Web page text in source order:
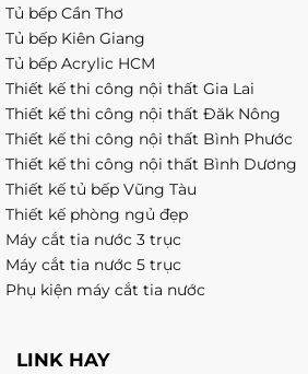
Tủ bếp Cần Thơ
Tủ bếp Kiên Giang
Tủ bếp Acrylic HCM
Thiết kế thi công nội thất Gia Lai
Thiết kế thi công nội thất Đăk Nông
Thiết kế thi công nội thất Bình Phước
Thiết kế thi công nội thất Bình Dương
Thiết kế tủ bếp Vũng Tàu
Thiết kế phòng ngủ đẹp
Máy cắt tia nước 3 trục
Máy cắt tia nước 5 trục
Phụ kiện máy cắt tia nước
LINK HAY